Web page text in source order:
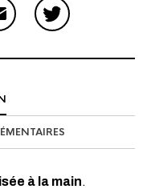
à la main.